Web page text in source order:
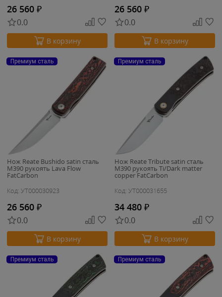
26 560 ₽
0.0
В корзину
26 560 ₽
0.0
В корзину
Премиум сталь
Нож Reate Bushido satin сталь
M390 рукоять Lava Flow
FatCarbon
Код: УТ000030923
26 560 ₽
0.0
В корзину
Премиум сталь
Нож Reate Tribute satin сталь
M390 рукоять Ti/Dark matter
copper FatCarbon
Код: УТ000031655
34 480 ₽
0.0
В корзину
Премиум сталь Премиум сталь